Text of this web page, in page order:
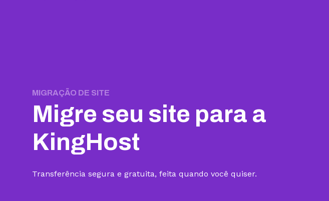
MIGRAÇÃO DE SITE
Migre seu site para a
KingHost
Transferência segura e gratuita, feita quando você quiser.